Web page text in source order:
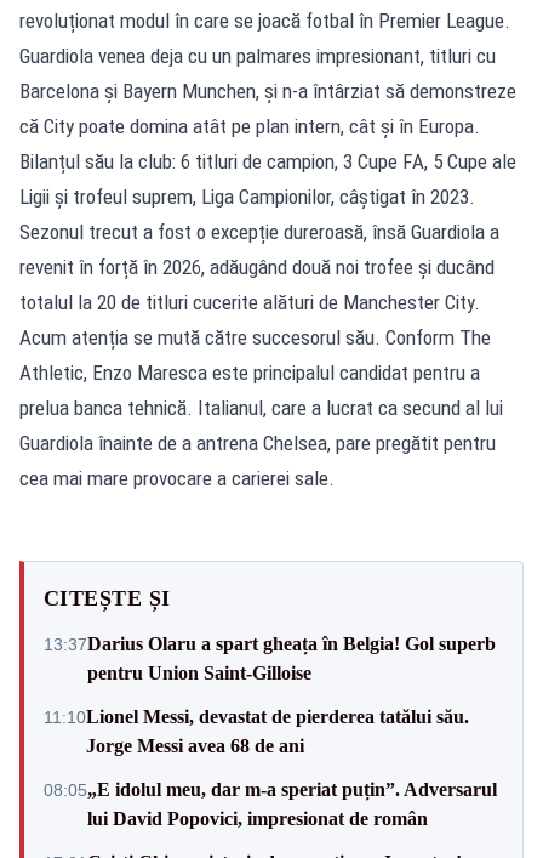
revoluționat modul în care se joacă fotbal în Premier League.
Guardiola venea deja cu un palmares impresionant, titluri cu
Barcelona și Bayern Munchen, și n-a întârziat să demonstreze
că City poate domina atât pe plan intern, cât și în Europa.
Bilanțul său la club: 6 titluri de campion, 3 Cupe FA, 5 Cupe ale
Ligii și trofeul suprem, Liga Campionilor, câștigat în 2023.
Sezonul trecut a fost o excepție dureroasă, însă Guardiola a
revenit în forță în 2026, adăugând două noi trofee și ducând
totalul la 20 de titluri cucerite alături de Manchester City.
Acum atenția se mută către succesorul său. Conform The
Athletic, Enzo Maresca este principalul candidat pentru a
prelua banca tehnică. Italianul, care a lucrat ca secund al lui
Guardiola înainte de a antrena Chelsea, pare pregătit pentru
cea mai mare provocare a carierei sale.
CITEȘTE ȘI
13:37Darius Olaru a spart gheața în Belgia! Gol superb
pentru Union Saint-Gilloise
11:10Lionel Messi, devastat de pierderea tatălui său.
Jorge Messi avea 68 de ani
08:05„E idolul meu, dar m-a speriat puțin”. Adversarul
lui David Popovici, impresionat de român